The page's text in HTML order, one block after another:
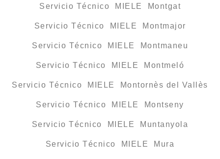
Servicio Técnico MIELE Montgat
Servicio Técnico MIELE Montmajor
Servicio Técnico MIELE Montmaneu
Servicio Técnico MIELE Montmeló
Servicio Técnico MIELE Montornès del Vallès
Servicio Técnico MIELE Montseny
Servicio Técnico MIELE Muntanyola
Servicio Técnico MIELE Mura